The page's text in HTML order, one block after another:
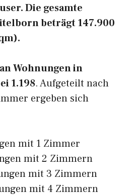
Die gesamte
beträgt 147.900
Wohnungen in
1.198. Aufgeteilt nach
ergeben sich
mit 1 Zimmer
mit 2 Zimmern
mit 3 Zimmern
mit 4 Zimmern